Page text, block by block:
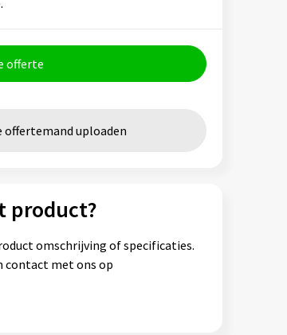
offerte
offertemand uploaden
product?
omschrijving of specificaties.
contact met ons op